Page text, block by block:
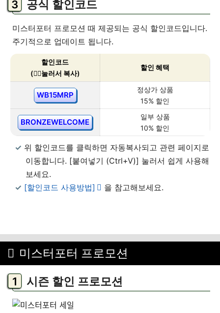
공식 할인코드
미스터포터 프로모션 때 제공되는 공식 할인코드입니다.
주기적으로 업데이트 됩니다.
할인코드
(👇🏻눌러서 복사)
할인 혜택
WB15MRP
정상가 상품
15% 할인
BRONZEWELCOME
일부 상품
10% 할인
위 할인코드를 클릭하면 자동복사되고 관련 페이지로
이동합니다. [붙여넣기 (Ctrl+V)] 눌러서 쉽게 사용해
보세요.
[할인코드 사용방법]
을 참고해보세요.
미스터포터 프로모션
시즌 할인 프로모션